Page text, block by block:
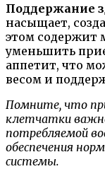
Поддержание
насыщает,
этом содержит
уменьшить
аппетит, что
весом и
Помните, что
клетчатки
потребляемой
обеспечения
системы.